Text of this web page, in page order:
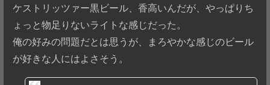
ケストリッツァー黒ビール、香高いんだが、やっぱりち
ょっと物足りないライトな感じだった。
俺の好みの問題だとは思うが、まろやかな感じのビール
が好きな人にはよさそう。